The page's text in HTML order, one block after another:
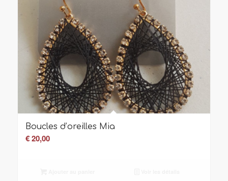
Boucles d’oreilles Mia
€20,00